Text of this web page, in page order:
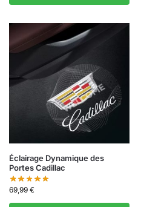
Éclairage Dynamique des
Portes Cadillac
69,99 €